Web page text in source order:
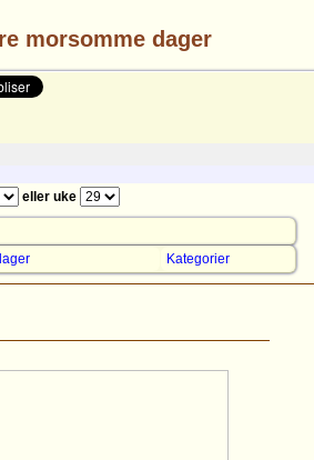
morsomme dager
eller uke
Kategorier